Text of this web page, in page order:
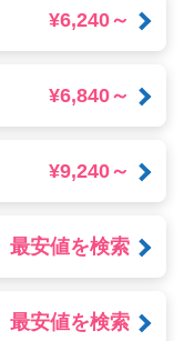
¥6,240～
¥6,840～
¥9,240～
最安値を検索
最安値を検索